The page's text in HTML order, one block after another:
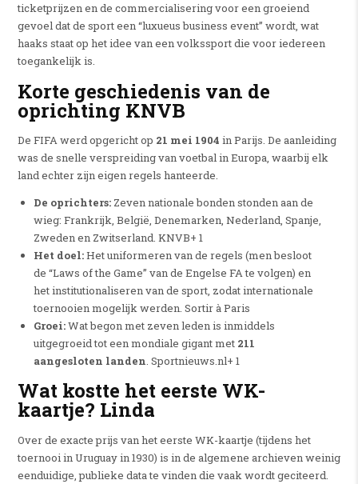
ticketprijzen en de commercialisering voor een groeiend
gevoel dat de sport een “luxueus business event” wordt, wat
haaks staat op het idee van een volkssport die voor iedereen
toegankelijk is.
Korte geschiedenis van de
oprichting KNVB
De FIFA werd opgericht op 21 mei 1904 in Parijs. De aanleiding
was de snelle verspreiding van voetbal in Europa, waarbij elk
land echter zijn eigen regels hanteerde.
De oprichters:Zeven nationale bonden stonden aan de
wieg: Frankrijk, België, Denemarken, Nederland, Spanje,
Zweden en Zwitserland. KNVB+ 1
Het doel:Het uniformeren van de regels (men besloot
de “Laws of the Game” van de Engelse FA te volgen) en
het institutionaliseren van de sport, zodat internationale
toernooien mogelijk werden. Sortir à Paris
Groei:Wat begon met zeven leden is inmiddels
uitgegroeid tot een mondiale gigant met 211
aangesloten landen. Sportnieuws.nl+ 1
Wat kostte het eerste WK-
kaartje? Linda
Over de exacte prijs van het eerste WK-kaartje (tijdens het
toernooi in Uruguay in 1930) is in de algemene archieven weinig
eenduidige, publieke data te vinden die vaak wordt geciteerd.